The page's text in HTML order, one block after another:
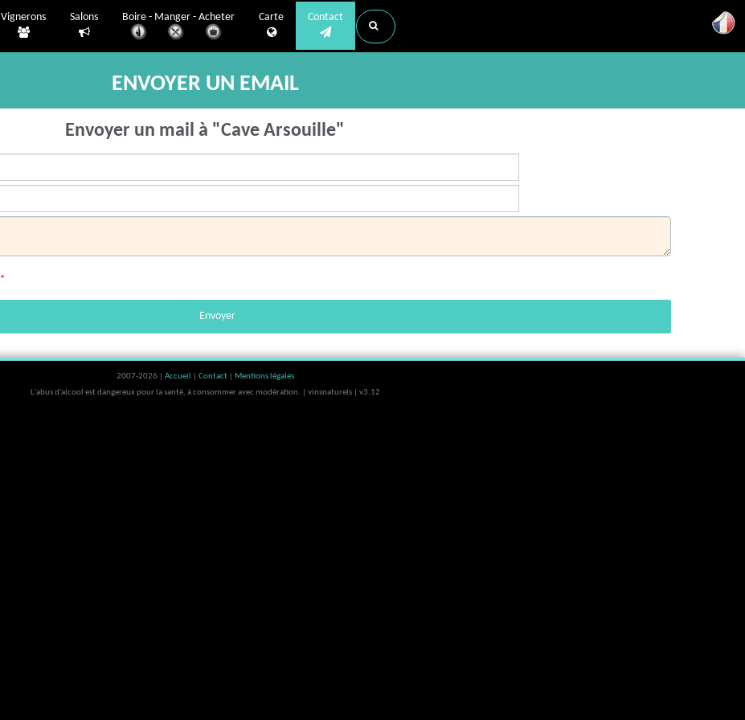
Vignerons Salons Boire - Manger - Acheter Carte Contact
ENVOYER UN EMAIL
Envoyer un mail à "Cave Arsouille"
*
Envoyer
2007-2026 | Accueil Contact
Mentions légales
L'abus d'alcool est dangereux pour la santé, à consommer avec modération. | vinsnaturels | v3.12